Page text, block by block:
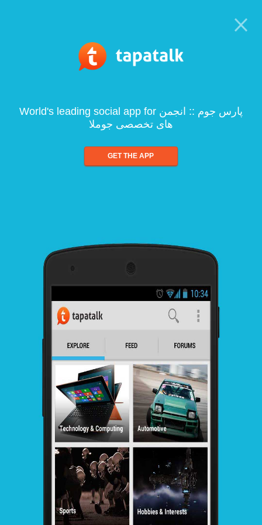
World's leading social app for پارس جوم :: انجمن
های تخصصی جوملا
GET THE APP